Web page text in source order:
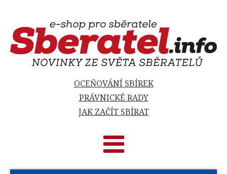
OCEŇOVÁNÍ SBÍREK
PRÁVNICKÉ RADY
JAK ZAČÍT SBÍRAT